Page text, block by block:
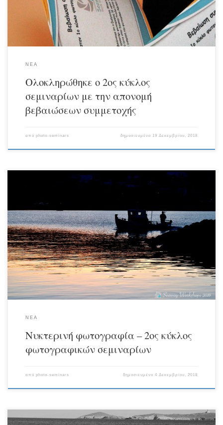
και γιορτινή Ερμούπολη! Το νέο ραντεβού μας στον 3ο Κύκλο […]
ΝΕΑ
Ολοκληρώθηκε ο 2ος κύκλος
σεμιναρίων με την απονομή
βεβαιώσεων συμμετοχής
από photo-seminars δημοσιευμένο 19 Δεκεμβρίου, 2018
Συνεχίζονται τα σεμινάρια φωτογραφίας seaway workshops με εκπαίδευση στη
χρήση του εξοπλισμού αλλά κυρίως στην εισαγωγή και εμβάθυνση στην
καλλιτεχνική και δημιουργική φωτογραφία. Το Σάββατο 1η Δεκεμβρίου μετά
από θεωρία σχετικά με την σύνθεση & αισθητική του κάδρου αλλά και τεχνικές
για την νυκτερινή φωτογραφία και τον τεχνητό φωτισμό έξω, η φωτογραφική
ομάδα αψήφισε το κρύο και δημιούργησε έργο… Οι […]
ΝΕΑ
Νυκτερινή φωτογραφία – 2ος κύκλος
φωτογραφικών σεμιναρίων
από photo-seminars δημοσιευμένο4 Δεκεμβρίου, 2018